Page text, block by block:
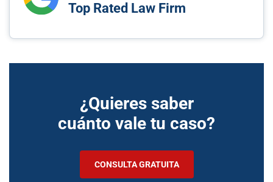
Top Rated Law Firm
¿Quieres saber
cuánto vale tu caso?
CONSULTA GRATUITA